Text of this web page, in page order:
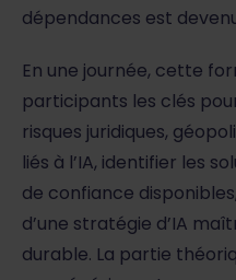
dépendances est
En une journée, cette
participants les clés
risques juridiques,
liés à l’IA, identifier les
de confiance
d’une stratégie d’IA
durable. La partie